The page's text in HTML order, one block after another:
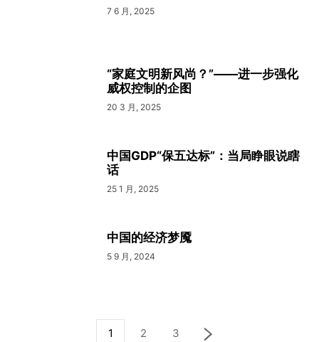
7 6 月, 2025
“家庭文明新风尚？”——进一步强化
威权控制的企图
20 3 月, 2025
中国GDP“保五达标”：当局睁眼说瞎
话
25 1 月, 2025
中国的经济梦魇
5 9 月, 2024
1 2 3